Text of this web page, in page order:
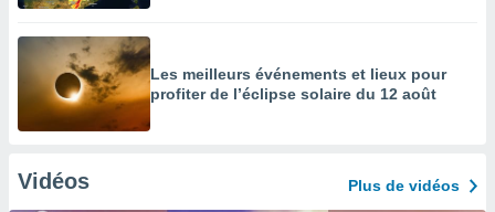
Les meilleurs événements et lieux pour
profiter de l’éclipse solaire du 12 août
Vidéos Plus de vidéos